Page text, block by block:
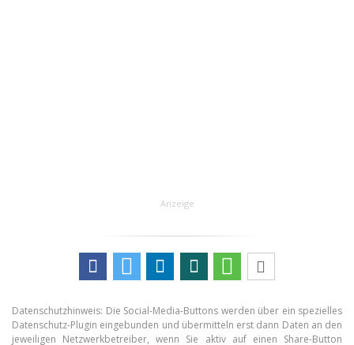
Anzeige
Datenschutzhinweis: Die Social-Media-Buttons werden über ein spezielles
Datenschutz-Plugin eingebunden und übermitteln erst dann Daten an den
jeweiligen Netzwerkbetreiber, wenn Sie aktiv auf einen Share-Button